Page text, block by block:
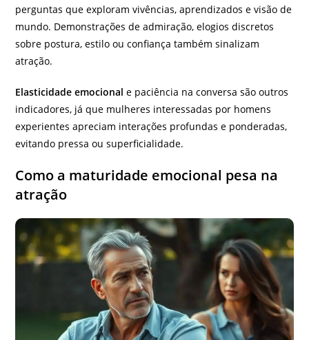
perguntas que exploram vivências, aprendizados e visão de
mundo. Demonstrações de admiração, elogios discretos
sobre postura, estilo ou confiança também sinalizam
atração.
Elasticidade emocional e paciência na conversa são outros
indicadores, já que mulheres interessadas por homens
experientes apreciam interações profundas e ponderadas,
evitando pressa ou superficialidade.
Como a maturidade emocional pesa na
atração